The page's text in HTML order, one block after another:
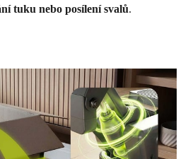
tuku nebo posílení svalů.